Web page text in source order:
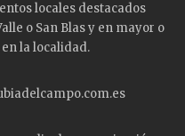
locales destacados
o San Blas y en mayor o
la localidad.